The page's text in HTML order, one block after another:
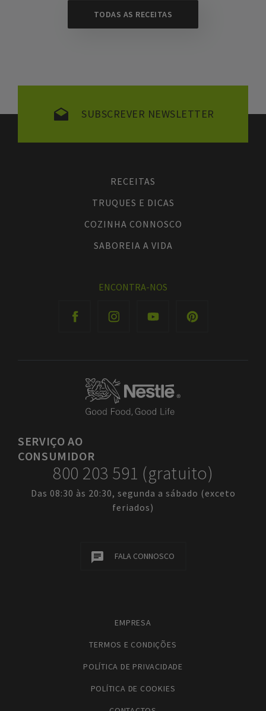
TODAS AS RECEITAS
SUBSCREVER NEWSLETTER
RECEITAS
TRUQUES E DICAS
COZINHA CONNOSCO
SABOREIA A VIDA
ENCONTRA-NOS
SERVIÇOAO
CONSUMIDOR
800 203 591 (gratuito)
Das 08:30 às 20:30, segunda a sábado (exceto
feriados)
FALA CONNOSCO
EMPRESA
TERMOS E CONDIÇÕES
POLÍTICA DE PRIVACIDADE
POLÍTICA DE COOKIES